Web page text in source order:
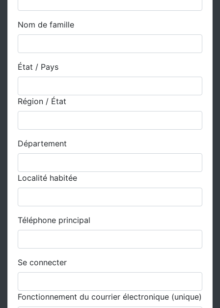
Nom de famille
État / Pays
Région / État
Département
Localité habitée
Téléphone principal
Se connecter
Fonctionnement du courrier électronique (unique)